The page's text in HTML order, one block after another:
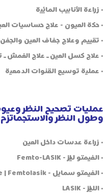
• زراعة الأنابيب المائية
• حكة العيون - علاج حساسيات
• تقييم وعلاج جفاف العين والجفن
• علاج كسل العين ـ علاج الغمش
• عملية توسيع القنوات الدمعية
عمليات تصحيح النظر
وطول النظر
• زراعة عدسات داخل العين
• الفيمتو ليزك - Femto-LASIK
• الفيمتو سمايل - Smile | Femtolasik
• الليزك - LASIK